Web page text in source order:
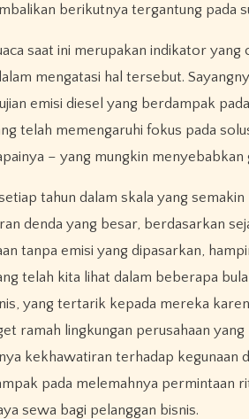
berikutnya tergantung pada
saat ini merupakan indikator yang
mengatasi hal tersebut.
emisi diesel yang berdampak
telah memengaruhi fokus pada
– yang mungkin menyebabkan
tahun dalam skala yang semakin
denda yang besar, berdasarkan
tanpa emisi yang dipasarkan,
telah kita lihat dalam beberapa
yang tertarik kepada mereka
ramah lingkungan perusahaan
kekhawatiran terhadap kegunaan
pada melemahnya permintaan
sewa bagi pelanggan bisnis.